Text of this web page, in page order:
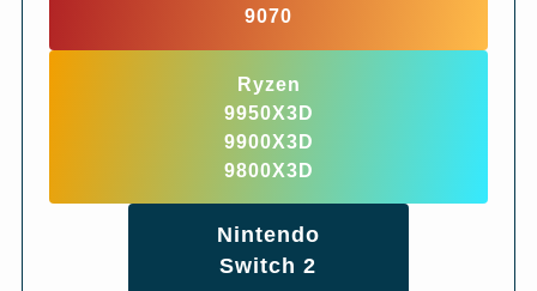
9070
Ryzen
9950X3D
9900X3D
9800X3D
Nintendo
Switch 2